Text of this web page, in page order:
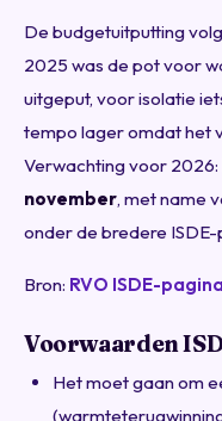
De budgetuitputting
2025 was de pot voor
uitgeput, voor isolatie
tempo lager omdat het
Verwachting voor 2026:
november, met name
onder de bredere ISDE-
Bron: RVO ISDE-pagina
Voorwaarden
Het moet gaan om